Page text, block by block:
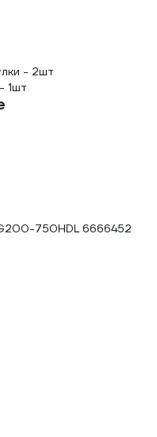
- 2шт
1шт
750HDL 6666452